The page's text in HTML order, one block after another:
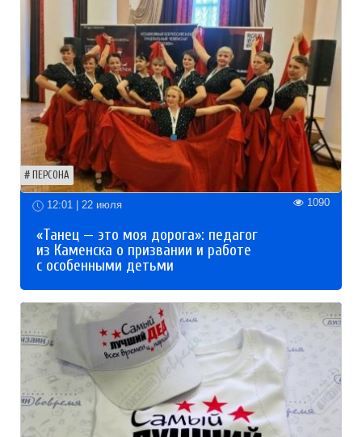
ПЕРСОНА
12:01 | 22 июля 1090
«Танец — это моя дорога»: педагог
из Каменска о призвании и работе
с особенными детьми